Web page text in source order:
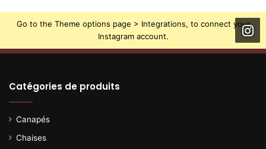
Go to the Theme options page > Integrations, to connect your
Instagram account.
Catégories de produits
Canapés
Chaises